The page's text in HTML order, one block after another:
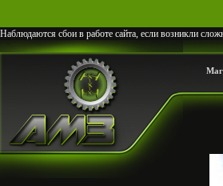
Наблюдаются сбои в работе сайта, если возникли